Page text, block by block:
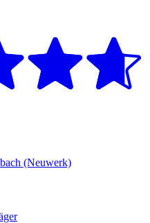
(Neuwerk)